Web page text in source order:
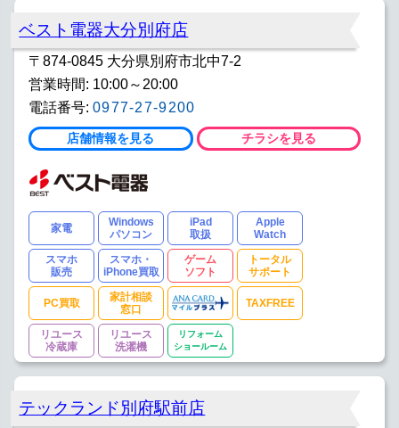
ベスト電器大分別府店
〒874-0845 大分県別府市北中7-2
営業時間: 10:00～20:00
電話番号: 0977-27-9200
店舗情報を見る チラシを見る
家電
Windows
パソコン
iPad
取扱
Apple
Watch
スマホ
販売
スマホ・
iPhone買取
ゲーム
ソフト
トータル
サポート
PC買取
家計相談
窓口
TAXFREE
リユース
冷蔵庫
リユース
洗濯機
リフォーム
ショールーム
テックランド別府駅前店